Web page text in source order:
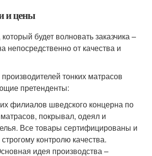
и цены
будет волновать заказчика –
непосредственно от качества и
тонких матрасов
претенденты:
филиалов шведского концерна по
покрывал, одеял и
Все товары сертифицированы и
контролю качества.
идея производства –